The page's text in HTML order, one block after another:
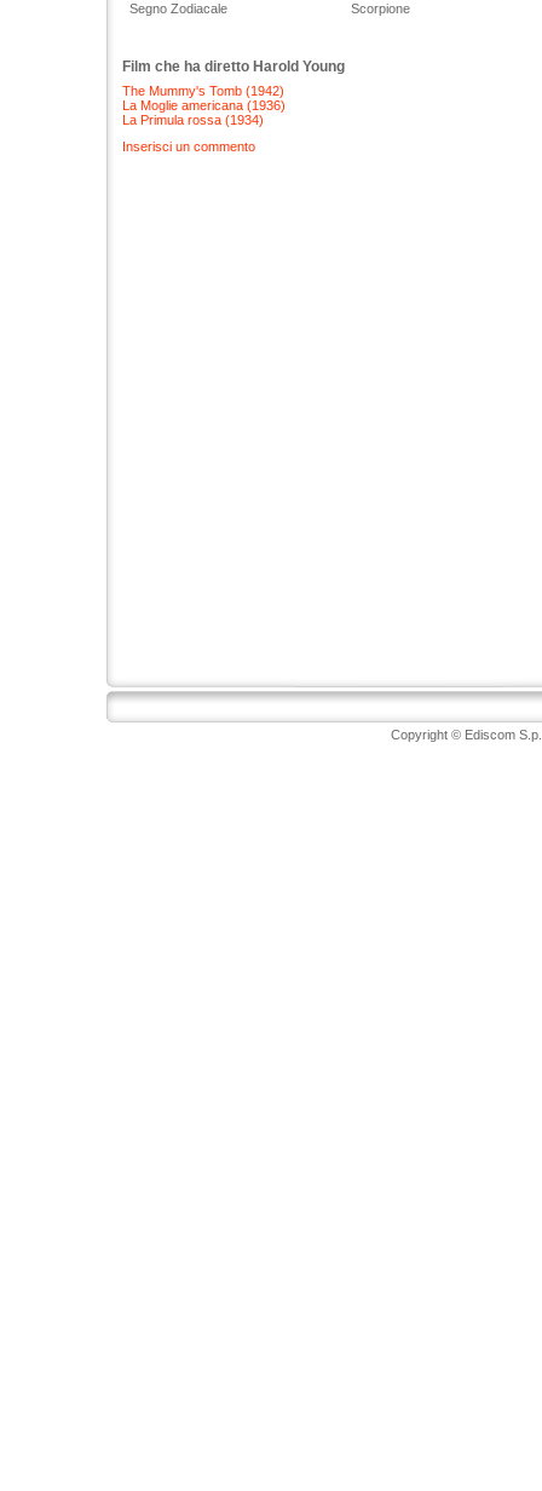
Segno Zodiacale
Scorpione
Film che ha diretto Harold Young
The Mummy's Tomb (1942)
La Moglie americana (1936)
La Primula rossa (1934)
Inserisci un commento
Copyright © Ediscom